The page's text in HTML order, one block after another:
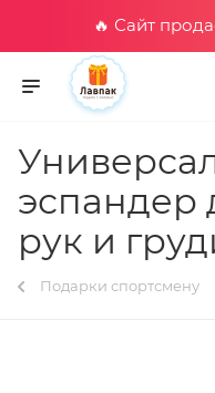
🔥 Сайт
эспандер
рук и
Подарки спортсмену